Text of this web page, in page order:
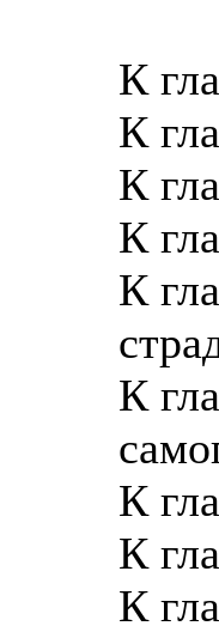
К
К
К
К
К
К
К
К
К